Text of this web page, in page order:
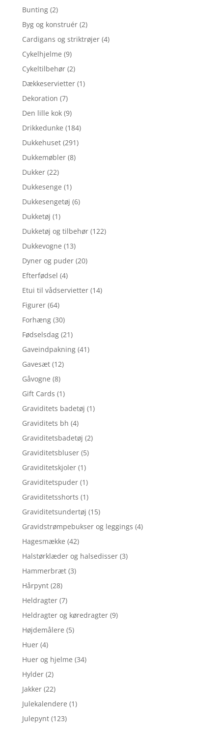
Bunting (2)
Byg og konstruér (2)
Cardigans og striktrøjer (4)
Cykelhjelme (9)
Cykeltilbehør (2)
Dækkeservietter (1)
Dekoration (7)
Den lille kok (9)
Drikkedunke (184)
Dukkehuset (291)
Dukkemøbler (8)
Dukker (22)
Dukkesenge (1)
Dukkesengetøj (6)
Dukketøj (1)
Dukketøj og tilbehør (122)
Dukkevogne (13)
Dyner og puder (20)
Efterfødsel (4)
Etui til vådservietter (14)
Figurer (64)
Forhæng (30)
Fødselsdag (21)
Gaveindpakning (41)
Gavesæt (12)
Gåvogne (8)
Gift Cards (1)
Graviditets badetøj (1)
Graviditets bh (4)
Graviditetsbadetøj (2)
Graviditetsbluser (5)
Graviditetskjoler (1)
Graviditetspuder (1)
Graviditetsshorts (1)
Graviditetsundertøj (15)
Gravidstrømpebukser og leggings (4)
Hagesmække (42)
Halstørklæder og halsedisser (3)
Hammerbræt (3)
Hårpynt (28)
Heldragter (7)
Heldragter og køredragter (9)
Højdemålere (5)
Huer (4)
Huer og hjelme (34)
Hylder (2)
Jakker (22)
Julekalendere (1)
Julepynt (123)